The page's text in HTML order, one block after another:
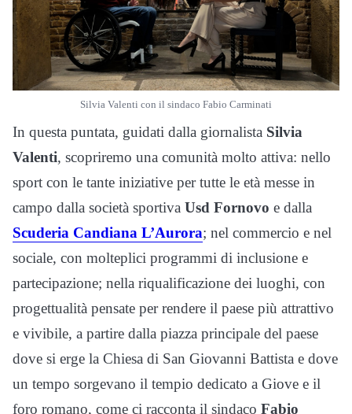
Silvia Valenti con il sindaco Fabio Carminati
In questa puntata, guidati dalla giornalista Silvia
Valenti, scopriremo una comunità molto attiva: nello
sport con le tante iniziative per tutte le età messe in
campo dalla società sportiva Usd Fornovo e dalla
Scuderia Candiana L’Aurora; nel commercio e nel
sociale, con molteplici programmi di inclusione e
partecipazione; nella riqualificazione dei luoghi, con
progettualità pensate per rendere il paese più attrattivo
e vivibile, a partire dalla piazza principale del paese
dove si erge la Chiesa di San Giovanni Battista e dove
un tempo sorgevano il tempio dedicato a Giove e il
foro romano, come ci racconta il sindaco Fabio